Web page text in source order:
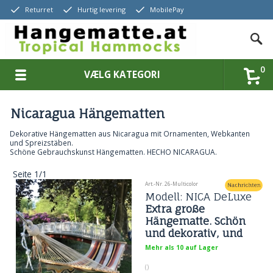
Returret Hurtig levering MobilePay
0
VÆLG KATEGORI
Nicaragua Hängematten
Dekorative Hängematten aus Nicaragua mit Ornamenten, Webkanten
und Spreizstäben.
Schöne Gebrauchskunst Hängematten. HECHO NICARAGUA.
Seite 1/1
Art.-Nr. 26-Multicolor
Modell: NICA DeLuxe
Extra große
Hängematte. Schön
und dekorativ, und
ein Genuss der
No. 26 Deco Park
Mehr als 10 auf Lager
()